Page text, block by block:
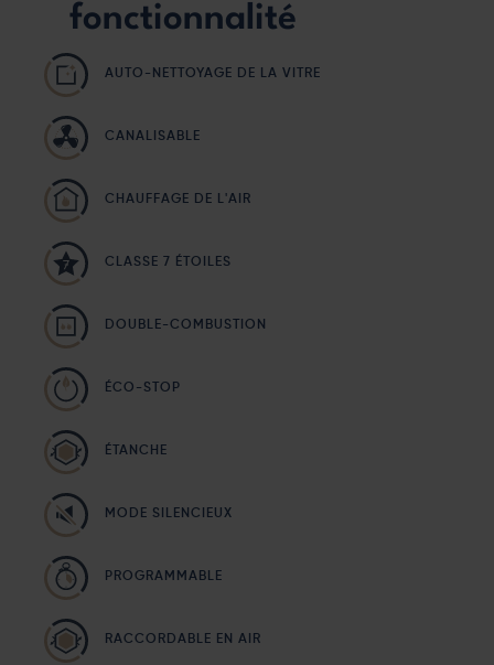
fonctionnalité
AUTO-NETTOYAGE DE LA VITRE
CANALISABLE
CHAUFFAGE DE L'AIR
CLASSE 7 ÉTOILES
DOUBLE-COMBUSTION
ÉCO-STOP
ÉTANCHE
MODE SILENCIEUX
PROGRAMMABLE
RACCORDABLE EN AIR